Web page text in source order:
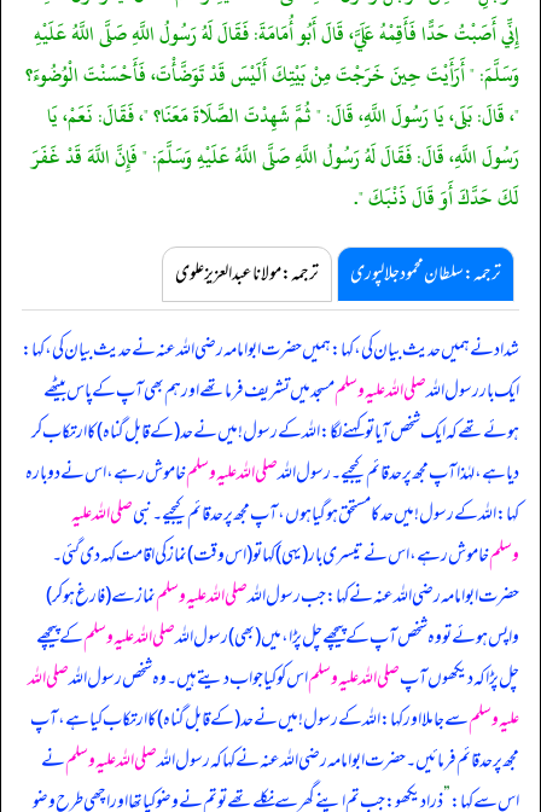
إِنِّي أَصَبْتُ حَدًّا فَأَقِمْهُ عَلَيَّ، قَالَ أَبُو أُمَامَةَ: فَقَالَ لَهُ رَسُولُ اللَّهِ صَلَّى اللَّهُ عَلَيْهِ
وَسَلَّمَ: " أَرَأَيْتَ حِينَ خَرَجْتَ مِنْ بَيْتِكَ أَلَيْسَ قَدْ تَوَضَّأْتَ، فَأَحْسَنْتَ الْوُضُوءَ؟
"، قَالَ: بَلَى، يَا رَسُولَ اللَّهِ، قَالَ: " ثُمَّ شَهِدْتَ الصَّلَاةَ مَعَنَا؟ "، فَقَالَ: نَعَمْ، يَا
رَسُولَ اللَّهِ، قَالَ: فَقَالَ لَهُ رَسُولُ اللَّهِ صَلَّى اللَّهُ عَلَيْهِ وَسَلَّمَ: " فَإِنَّ اللَّهَ قَدْ غَفَرَ
لَكَ حَدَّكَ أَوَ قَالَ ذَنْبَكَ ".
ترجمہ:سلطان محمود جلالپوری ترجمہ:مولانا عبدالعزیز علوی
شداد نے ہمیں حدیث بیان کی، کہا: ہمیں حضرت ابوامامہ رضی اللہ عنہ نے حدیث بیان کی، کہا:
ایک بار رسول اللہصلی اللہ علیہ وسلممسجد میں تشریف فرما تھے اور ہم بھی آپ کے پاس بیٹھے
ہوئے تھے کہ ایک شخص آیا تو کہنے لگا: اللہ کے رسول! میں نے حد (کے قابل گناہ) کا ارتکاب کر
دیا ہے، لہٰذا آپ مجھ پر حد قائم کیجیے۔ رسول اللہصلی اللہ علیہ وسلمخاموش رہے، اس نے دوبارہ
کہا: اللہ کے رسول! میں حد کا مستحق ہو گیا ہوں، آپ مجھ پر حد قائم کیجیے۔ نبیصلی اللہ علیہ
وسلمخاموش رہے، اس نے تیسری بار (یہی) کہا تو (اس وقت) نماز کی اقامت کہہ دی گئی۔
حضرت ابوامامہ رضی اللہ عنہ نے کہا: جب رسول اللہصلی اللہ علیہ وسلمنماز سے (فارغ ہو کر)
واپس ہوئے تو وہ شخص آپ کے پیچھے چل پڑا، میں (بھی) رسول اللہصلی اللہ علیہ وسلمکے پیچھے
چل پڑا کہ دیکھوں آپصلی اللہ علیہ وسلماس کو کیا جواب دیتے ہیں۔ وہ شخص رسول اللہصلی اللہ
علیہ وسلمسے جا ملا اور کہا: اللہ کے رسول! میں نے حد (کے قابل گناہ) کا ارتکاب کیا ہے، آپ
مجھ پر حد قائم فرمائیں۔ حضرت ابوامامہ رضی اللہ عنہ نے کہا کہ رسول اللہصلی اللہ علیہ وسلمنے
اس سے کہا:”ذرا دیکھو: جب تم اپنے گھر سے نکلے تھے تو تم نے وضو کیا تھا اور اچھی طرح وضو